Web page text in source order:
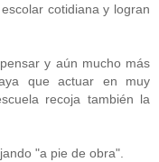
cotidiana y logran
y aún mucho más
que actuar en muy
recoja también la
"a pie de obra".